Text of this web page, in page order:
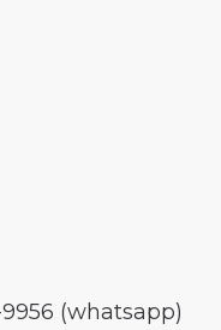
(whatsapp)